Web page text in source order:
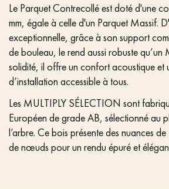
Le Parquet Contrecollé est doté d'une
mm, égale à celle d'un Parquet Massif.
exceptionnelle, grâce à son support
de bouleau, le rend aussi robuste qu’un
solidité, il offre un confort acoustique et
d’installation accessible à tous.
Les MULTIPLY SÉLECTION sont
Européen de grade AB, sélectionné au
l’arbre. Ce bois présente des nuances de
de nœuds pour un rendu épuré et